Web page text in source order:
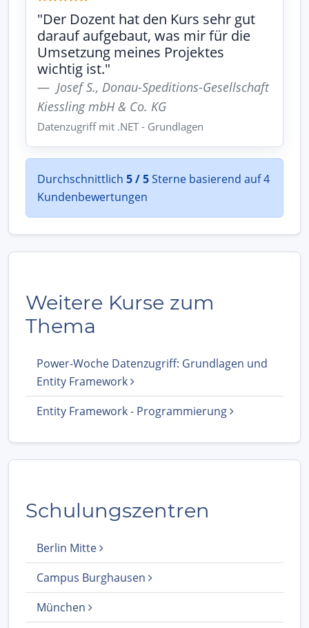
"Der Dozent hat den Kurs sehr gut
darauf aufgebaut, was mir für die
Umsetzung meines Projektes
wichtig ist."
Josef S., Donau-Speditions-Gesellschaft
Kiessling mbH & Co. KG
Datenzugriff mit .NET - Grundlagen
Durchschnittlich 5 / 5Sterne basierend auf 4
Kundenbewertungen
Weitere Kurse zum
Thema
Power-Woche Datenzugriff: Grundlagen und
Entity Framework
Entity Framework - Programmierung
Schulungszentren
Berlin Mitte
Campus Burghausen
München